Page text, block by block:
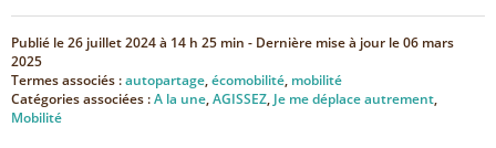
Publié le26 juillet 2024 à 14 h 25 min - Dernière mise à jour le06 mars
2025
Termes associés :autopartage,écomobilité, mobilité
Catégories associées :A la une,AGISSEZ,Je me déplace autrement,
Mobilité